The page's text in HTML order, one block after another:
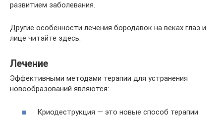
развитием заболевания.
Другие особенности лечения бородавок на веках глаз и
лице читайте здесь.
Лечение
Эффективными методами терапии для устранения
новообразований являются:
Криодеструкция — это новые способ терапии